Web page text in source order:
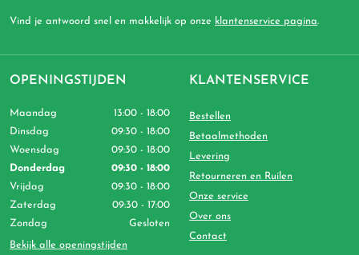
Vind je antwoord snel en makkelijk op onze klantenservice pagina.
OPENINGSTIJDEN
Maandag
13:00 - 18:00
Dinsdag
09:30 - 18:00
Woensdag
09:30 - 18:00
Donderdag
09:30 - 18:00
Vrijdag
09:30 - 18:00
Zaterdag
09:30 - 17:00
Zondag
Gesloten
Bekijk alle openingstijden
KLANTENSERVICE
Bestellen
Betaalmethoden
Levering
Retourneren en Ruilen
Onze service
Over ons
Contact